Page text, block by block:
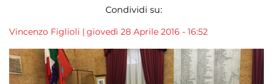
Condividi su:
Vincenzo Figlioli | giovedì 28 Aprile 2016 - 16:52